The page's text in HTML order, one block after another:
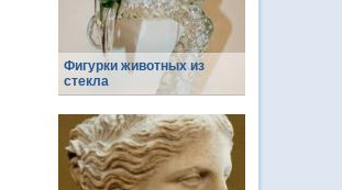
Фигурки животных из
стекла